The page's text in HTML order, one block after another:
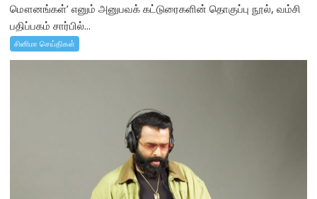
மௌனங்கள்’ எனும் அனுபவக் கட்டுரைகளின் தொகுப்பு நூல், வம்சி
பதிப்பகம் சார்பில்...
சினிமா செய்திகள்